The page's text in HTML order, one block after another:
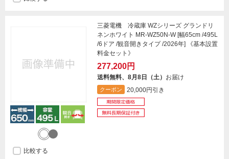
三菱電機 冷蔵庫 WZシリーズ グランドリ
ネンホワイト MR-WZ50N-W [幅65cm /495L
/6ドア /観音開きタイプ /2026年] 《基本設置
料金セット》
277,200円
送料無料、8月8日（土） お届け
クーポン 20,000円引き
比較する